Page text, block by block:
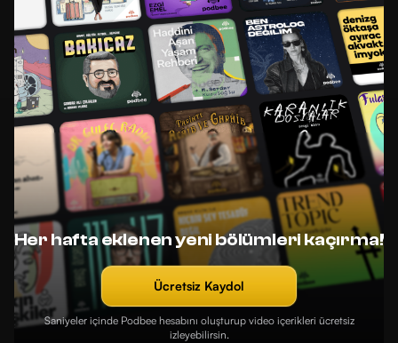
Her hafta eklenen yeni bölümleri kaçırma!
Ücretsiz Kaydol
Saniyeler içinde Podbee hesabını oluşturup video içerikleri ücretsiz
izleyebilirsin.